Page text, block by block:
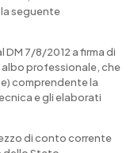
seguente
7/8/2012 a firma di
professionale, che
comprendente la
e gli elaborati
di conto corrente